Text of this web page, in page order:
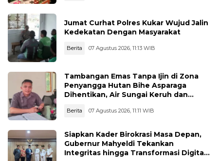
Jumat Curhat Polres Kukar Wujud Jalin
Kedekatan Dengan Masyarakat
Berita 07 Agustus 2026, 11:13 WIB
Tambangan Emas Tanpa Ijin di Zona
Penyangga Hutan Bihe Asparaga
Dihentikan, Air Sungai Keruh dan
Berita 07 Agustus 2026, 11:11 WIB
Siapkan Kader Birokrasi Masa Depan,
Gubernur Mahyeldi Tekankan
Integritas hingga Transformasi Digital